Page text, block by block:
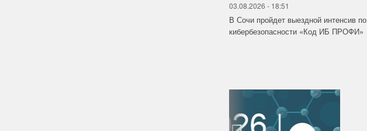
03.08.2026 - 18:51
В Сочи пройдет выездной интенсив по
кибербезопасности «Код ИБ ПРОФИ»